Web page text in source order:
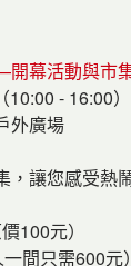
開幕活動與市
- 16:00）
外廣場
讓您感受熱
100元）
間只需600元）